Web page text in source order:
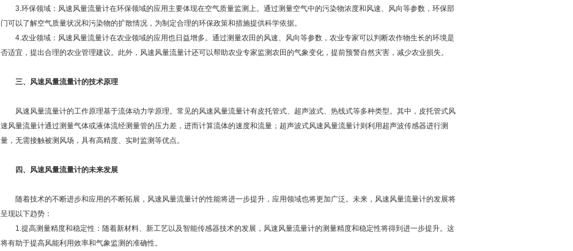
3.环保领域：风速风量流量计在环保领域的应用主要体现在空气质量监测上。通过测量空气中的污染物浓度和风速、风向等参数，环保部
门可以了解空气质量状况和污染物的扩散情况，为制定合理的环保政策和措施提供科学依据。
4.农业领域：风速风量流量计在农业领域的应用也日益增多。通过测量农田的风速、风向等参数，农业专家可以判断农作物生长的环境是
否适宜，提出合理的农业管理建议。此外，风速风量流量计还可以帮助农业专家监测农田的气象变化，提前预警自然灾害，减少农业损失。
三、风速风量流量计的技术原理
风速风量流量计的工作原理基于流体动力学原理。常见的风速风量流量计有皮托管式、超声波式、热线式等多种类型。其中，皮托管式风
速风量流量计通过测量气体或液体流经测量管的压力差，进而计算流体的速度和流量；超声波式风速风量流量计则利用超声波传感器进行测
量，无需接触被测风场，具有高精度、实时监测等优点。
四、风速风量流量计的未来发展
随着技术的不断进步和应用的不断拓展，风速风量流量计的性能将进一步提升，应用领域也将更加广泛。未来，风速风量流量计的发展将
呈现以下趋势：
1.提高测量精度和稳定性：随着新材料、新工艺以及智能传感器技术的发展，风速风量流量计的测量精度和稳定性将得到进一步提升。这
将有助于提高风能利用效率和气象监测的准确性。